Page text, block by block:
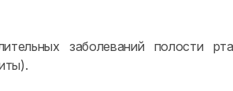
заболеваний полости